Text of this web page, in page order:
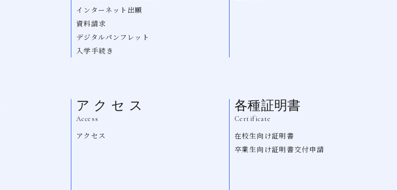
インターネット出願
資料請求
デジタルパンフレット
入学手続き
アクセス
Access
アクセス
各種証明書
Certificate
在校生向け証明書
卒業生向け証明書交付申請